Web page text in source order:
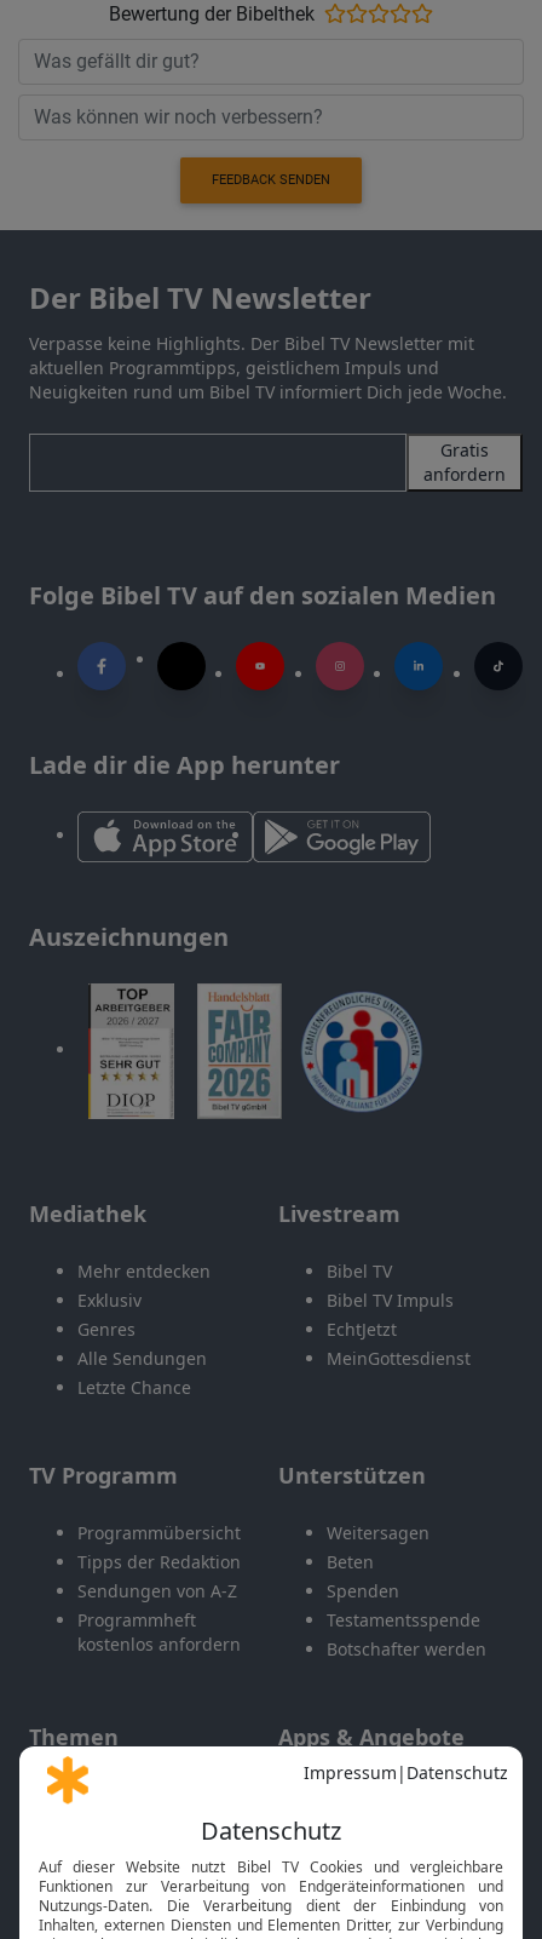
Bewertung der Bibelthek
FEEDBACK SENDEN
Der Bibel TV Newsletter
Verpasse keine Highlights. Der Bibel TV Newsletter mit
aktuellen Programmtipps, geistlichem Impuls und
Neuigkeiten rund um Bibel TV informiert Dich jede Woche.
Gratis
anfordern
Folge Bibel TV auf den sozialen Medien
Lade dir die App herunter
Auszeichnungen
Mediathek
Mehr entdecken
Exklusiv
Genres
Alle Sendungen
Letzte Chance
Livestream
Bibel TV
Bibel TV Impuls
EchtJetzt
MeinGottesdienst
TV Programm
Programmübersicht
Tipps der Redaktion
Sendungen von A-Z
Programmheft
kostenlos anfordern
Unterstützen
Weitersagen
Beten
Spenden
Testamentsspende
Botschafter werden
Themen
Gott und Bibel erklärt
Neuigkeiten
Apps & Angebote
Mobile App
Smart TV
HbbTV